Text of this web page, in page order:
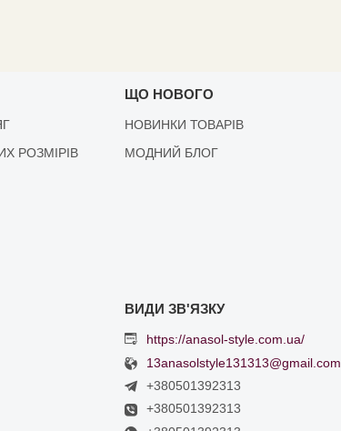
РОЗМІРІВ
ЩО НОВОГО
НОВИНКИ ТОВАРІВ
МОДНИЙ БЛОГ
https://anasol-style.com.ua/
13anasolstyle131313@gmail.com
+380501392313
+380501392313